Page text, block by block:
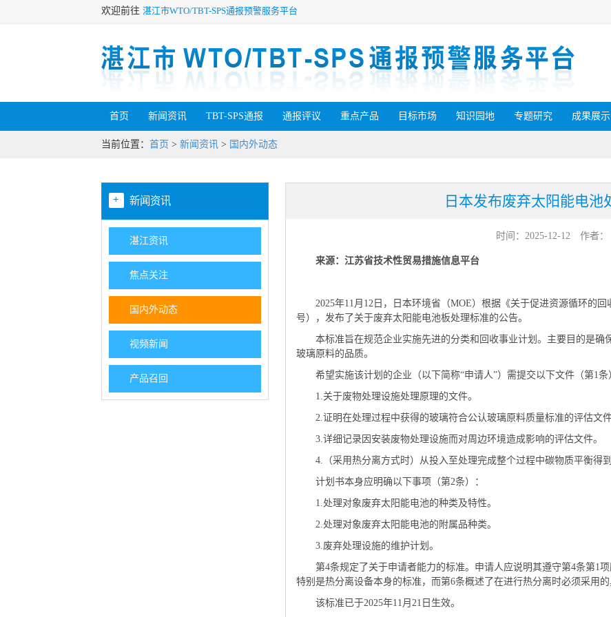
欢迎前往 湛江市WTO/TBT-SPS通报预警服务平台
首页 新闻资讯 TBT-SPS通报 通报评议 重点产品 目标市场 知识园地 专题研究 成果展示
当前位置： 首页 > 新闻资讯 > 国内外动态
+ 新闻资讯
湛江资讯
焦点关注
国内外动态
视频新闻
产品召回
日本发布废弃太阳能电池
时间：2025-12-12 作者：
来源：江苏省技术性贸易措施信息平台
2025年11月12日，日本环境省（MOE）根据《关于促进资源循环的
号），发布了关于废弃太阳能电池板处理标准的公告。
本标准旨在规范企业实施先进的分类和回收事业计划。主要目的是确
玻璃原料的品质。
希望实施该计划的企业（以下简称“申请人”）需提交以下文件（第1条
1.关于废物处理设施处理原理的文件。
2.证明在处理过程中获得的玻璃符合公认玻璃原料质量标准的评估文件
3.详细记录因安装废物处理设施而对周边环境造成影响的评估文件。
4.（采用热分离方式时）从投入至处理完成整个过程中碳物质平衡得到
计划书本身应明确以下事项（第2条）：
1.处理对象废弃太阳能电池的种类及特性。
2.处理对象废弃太阳能电池的附属品种类。
3.废弃处理设施的维护计划。
第4条规定了关于申请者能力的标准。申请人应说明其遵守第4条第1
特别是热分离设备本身的标准，而第6条概述了在进行热分离时必须采用的
该标准已于2025年11月21日生效。